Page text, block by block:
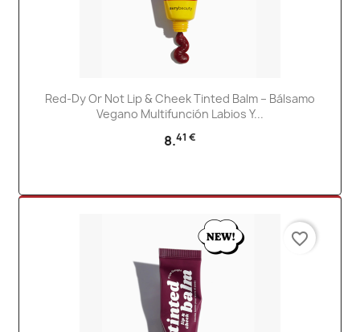
Red-Dy Or Not Lip & Cheek Tinted Balm – Bálsamo
Vegano Multifunción Labios Y...
8.41 €
favorite_border